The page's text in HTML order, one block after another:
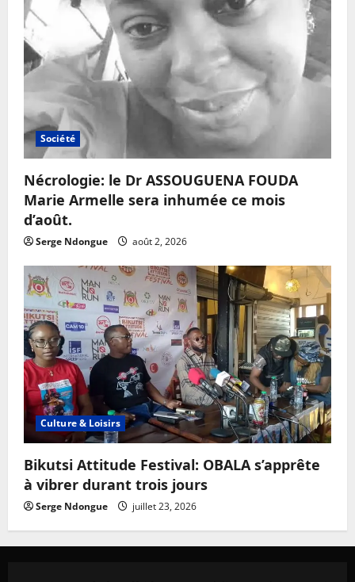
Société
Nécrologie: le Dr ASSOUGUENA FOUDA
Marie Armelle sera inhumée ce mois
d’août.
Serge Ndongue août 2, 2026
Culture & Loisirs
Bikutsi Attitude Festival: OBALA s’apprête
à vibrer durant trois jours
Serge Ndongue juillet 23, 2026